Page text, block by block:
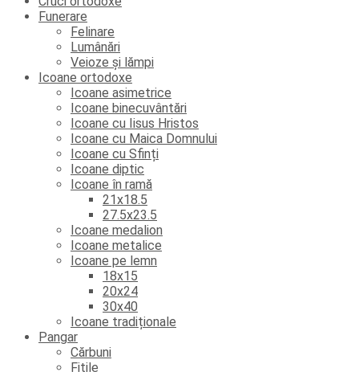
Funerare
Felinare
Lumânări
Veioze și lămpi
Icoane ortodoxe
Icoane asimetrice
Icoane binecuvântări
Icoane cu Iisus Hristos
Icoane cu Maica Domnului
Icoane cu Sfinți
Icoane diptic
Icoane în ramă
21x18.5
27.5x23.5
Icoane medalion
Icoane metalice
Icoane pe lemn
18x15
20x24
30x40
Icoane tradiționale
Pangar
Cărbuni
Fitile